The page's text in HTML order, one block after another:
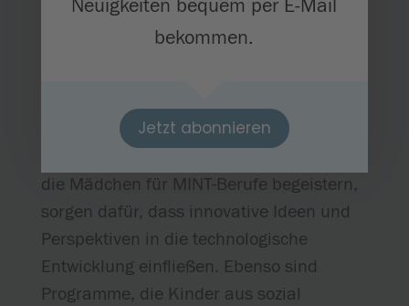
unterrepräsentierte und marginalisierte
Zielgruppen konzentrieren, haben bereits
die Mädchen für MINT-Berufe begeistern,
sorgen dafür, dass innovative Ideen und
Perspektiven in die technologische
Entwicklung einfließen. Ebenso sind
Programme, die Kinder aus sozial
Neuigkeiten bequem per E-Mail
bekommen.
Jetzt abonnieren